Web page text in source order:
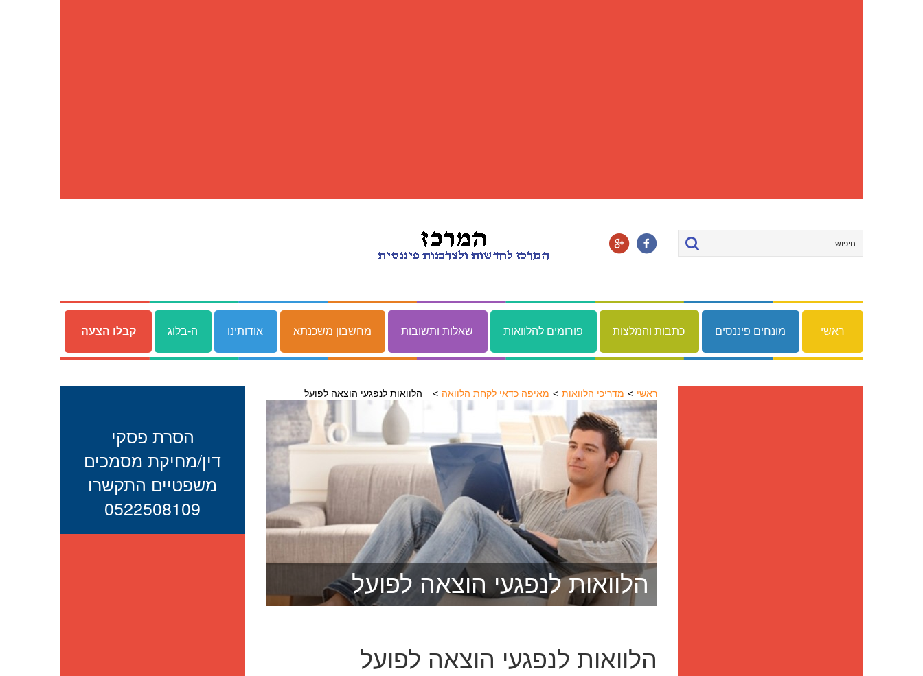
ראשי מונחים פיננסים כתבות והמלצות פורומים להלוואות שאלות ותשובות מחשבון משכנתא אודותינו ה-בלוג קבלו הצעה
ראשי מדריכי הלוואות מאיפה כדאי לקחת הלוואה הלוואות לנפגעי הוצאה לפועל
הלוואות לנפגעי הוצאה לפועל
הלוואות לנפגעי הוצאה לפועל
הסרת פסקי
דין/מחיקת מסמכים
משפטיים התקשרו
0522508109